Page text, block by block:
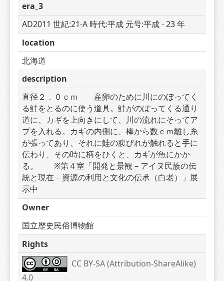
era_3
AD2011 世紀:21-A 時代:平成 元号:平成 - 23 年
location
北海道
description
直径２．０ｃｍ　　産卵のために川にのぼってく
る鮭をとるのに使う道具。鮭がのぼってくる通り
道に、カギを上向きにして、川の流れにそってア
プを入れる。カギの内側に、棒から数ｃｍ離し糸
が張ってあり、それに鮭の腹びれが触れると手に
伝わり、その時に柄をひくと、カギが魚にかか
る。　　※第４室「開発と景観－アイヌ民族の伝
統と現在－資源の利用と文化の伝承（白老）」展
示中
Owner
国立歴史民俗博物館
Rights
CC BY-SA (Attribution-ShareAlike)
4.0